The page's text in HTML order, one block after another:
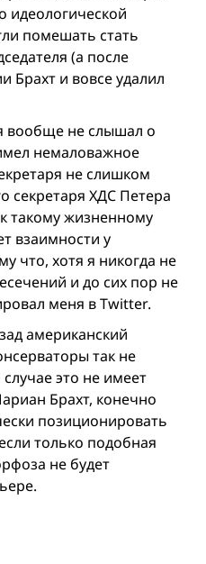
идеологической
помешать стать
(а после
Брахт и вовсе удалил
вообще не слышал о
немаловажное
не слишком
секретаря ХДС Петера
такому жизненному
взаимности у
что, хотя я никогда не
и до сих пор не
меня в Twitter.
американский
так не
это не имеет
Брахт, конечно
позиционировать
только подобная
не будет